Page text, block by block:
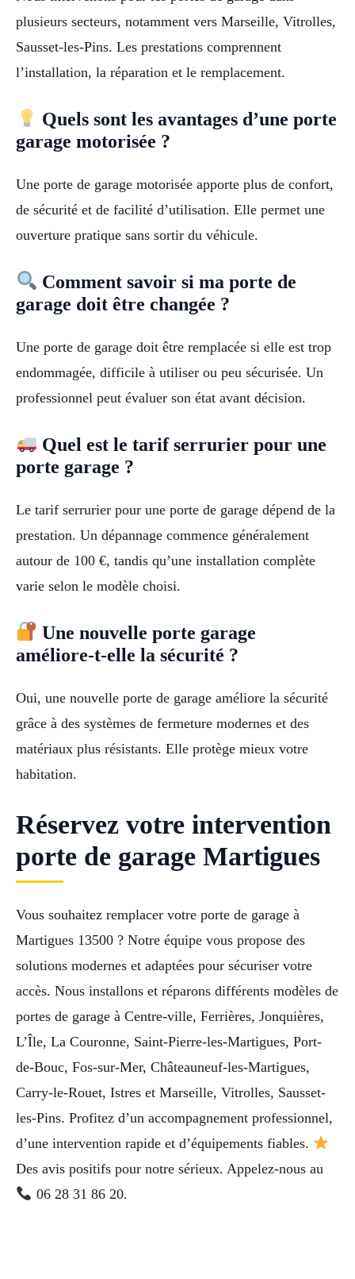
plusieurs secteurs, notamment vers Marseille, Vitrolles,
Sausset-les-Pins. Les prestations comprennent
l’installation, la réparation et le remplacement.
Quels sont les avantages d’une porte
garage motorisée ?
Une porte de garage motorisée apporte plus de confort,
de sécurité et de facilité d’utilisation. Elle permet une
ouverture pratique sans sortir du véhicule.
Comment savoir si ma porte de
garage doit être changée ?
Une porte de garage doit être remplacée si elle est trop
endommagée, difficile à utiliser ou peu sécurisée. Un
professionnel peut évaluer son état avant décision.
Quel est le tarif serrurier pour une
porte garage ?
Le tarif serrurier pour une porte de garage dépend de la
prestation. Un dépannage commence généralement
autour de 100 €, tandis qu’une installation complète
varie selon le modèle choisi.
Une nouvelle porte garage
améliore-t-elle la sécurité ?
Oui, une nouvelle porte de garage améliore la sécurité
grâce à des systèmes de fermeture modernes et des
matériaux plus résistants. Elle protège mieux votre
habitation.
Réservez votre intervention
porte de garage Martigues
Vous souhaitez remplacer votre porte de garage à
Martigues 13500 ? Notre équipe vous propose des
solutions modernes et adaptées pour sécuriser votre
accès. Nous installons et réparons différents modèles de
portes de garage à Centre-ville, Ferrières, Jonquières,
L’Île, La Couronne, Saint-Pierre-les-Martigues, Port-
de-Bouc, Fos-sur-Mer, Châteauneuf-les-Martigues,
Carry-le-Rouet, Istres et Marseille, Vitrolles, Sausset-
les-Pins. Profitez d’un accompagnement professionnel,
d’une intervention rapide et d’équipements fiables.
Des avis positifs pour notre sérieux. Appelez-nous au
06 28 31 86 20.